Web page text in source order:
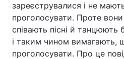
зареєструвалися і не
проголосувати. Проте
співають пісні й танцюють
і таким чином вимагають,
проголосувати. Про це